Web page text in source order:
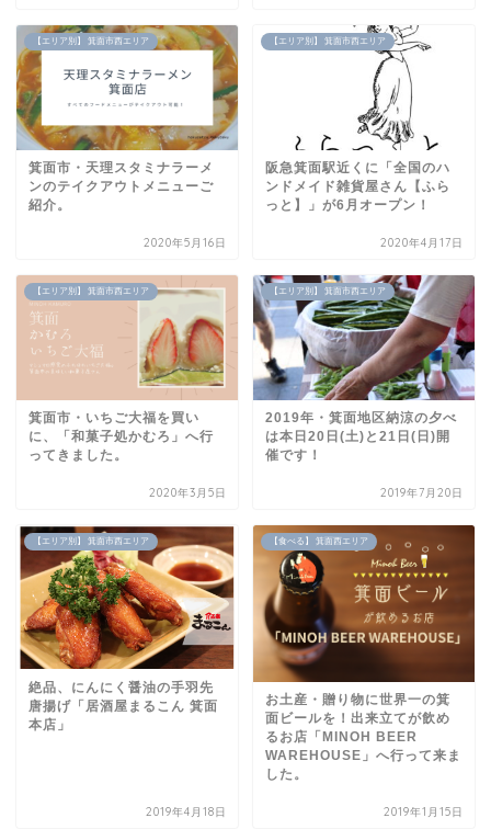
【エリア別】 箕面市西エリア
箕面市・天理スタミナラーメ
ンのテイクアウトメニューご
紹介。
2020年5月16日
【エリア別】 箕面市西エリア
阪急箕面駅近くに「全国のハ
ンドメイド雑貨屋さん【ふら
っと】」が6月オープン！
2020年4月17日
【エリア別】 箕面市西エリア
箕面市・いちご大福を買い
に、「和菓子処かむろ」へ行
ってきました。
2020年3月5日
【エリア別】 箕面市西エリア
2019年・箕面地区納涼の夕べ
は本日20日(土)と21日(日)開
催です！
2019年7月20日
【エリア別】 箕面市西エリア
絶品、にんにく醤油の手羽先
唐揚げ「居酒屋まるこん 箕面
本店」
2019年4月18日
【食べる】 箕面西エリア
お土産・贈り物に世界一の箕
面ビールを！出来立てが飲め
るお店「MINOH BEER
WAREHOUSE」へ行って来ま
した。
2019年1月15日